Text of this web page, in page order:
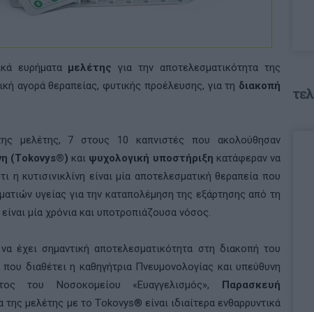
ευρήματα μελέτηςγια την αποτελεσματικότητα της
αγορά θεραπείας, φυτικής προέλευσης, για τη διακοπή
μελέτης, 7 στους 10 καπνιστές που ακολούθησαν
(Τokovys®) και ψυχολογική υποστήριξη κατάφεραν να
η κυτισινικλίνη είναι μία αποτελεσματική θεραπεία που
υγείας για την καταπολέμηση της εξάρτησης από τη
μία χρόνια και υποτροπιάζουσα νόσος.
έχει σημαντική αποτελεσματικότητα στη διακοπή του
διαθέτει η καθηγήτρια Πνευμονολογίας και υπεύθυνη
του Νοσοκομείου «Ευαγγελισμός», Παρασκευή
μελέτης με το Τokovys® είναι ιδιαίτερα ενθαρρυντικά